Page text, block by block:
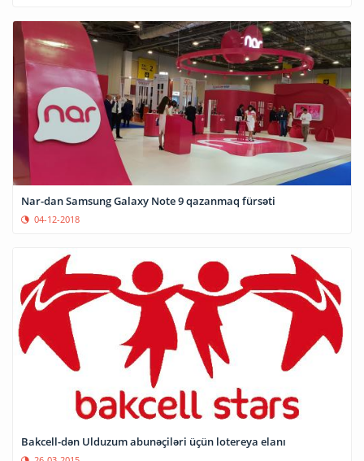
Nar-dan Samsung Galaxy Note 9 qazanmaq fürsəti
04-12-2018
Bakcell-dən Ulduzum abunəçiləri üçün lotereya elanı